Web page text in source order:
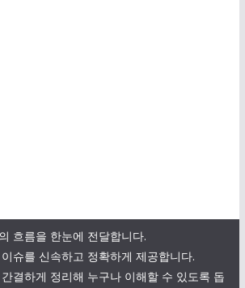
흐름을 한눈에 전달합니다.
슈를 신속하고 정확하게 제공합니다.
결하게 정리해 누구나 이해할 수 있도록 돕